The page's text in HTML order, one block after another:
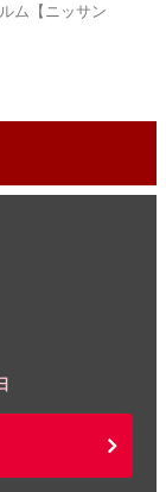
ム【ニッサン